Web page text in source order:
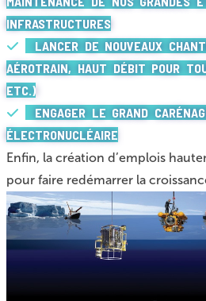
INFRASTRUCTURES
LANCER DE NOUVEAUX
AÉROTRAIN, HAUT DÉBIT POUR
ETC.)
ENGAGER LE GRAND
ÉLECTRONUCLÉAIRE
Enfin, la création d’emplois
pour faire redémarrer la